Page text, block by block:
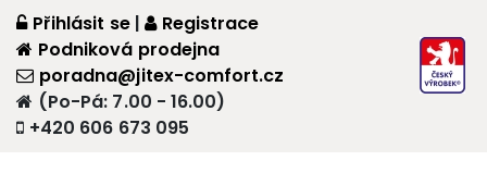
+420 606 673 095
(Po-Pá: 7.00 - 16.00)
poradna@jitex-comfort.cz
Přihlásit se |
Registrace
Podniková prodejna